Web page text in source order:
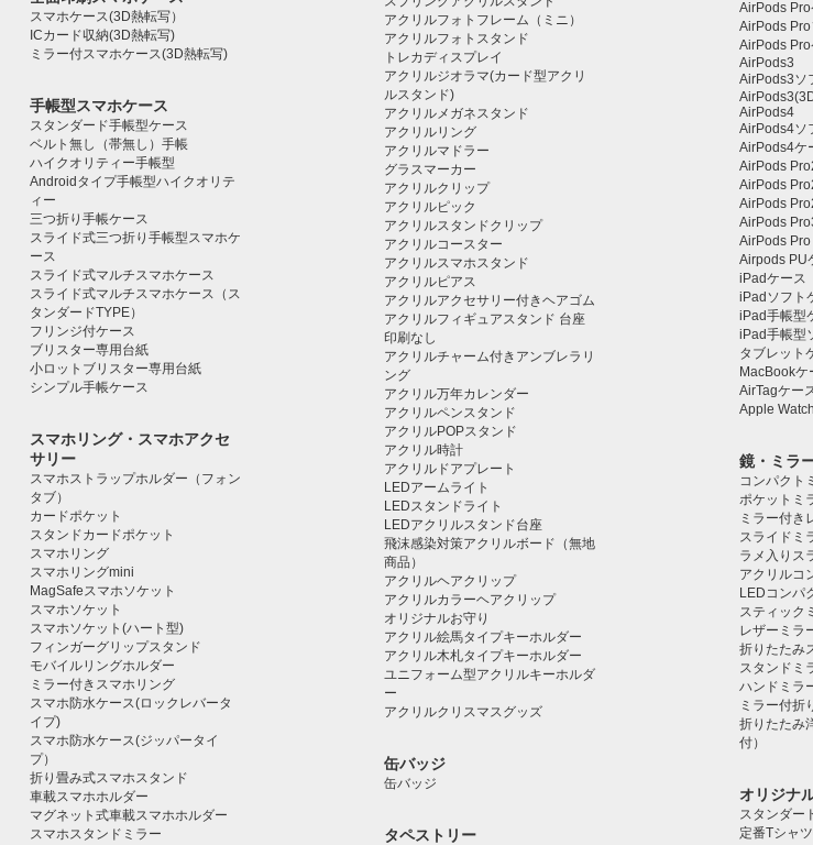
スマホケース(3D熱転写）
ICカード収納(3D熱転写)
ミラー付スマホケース(3D熱転写)
手帳型スマホケース
スタンダード手帳型ケース
ベルト無し（帯無し）手帳
ハイクオリティー手帳型
Androidタイプ手帳型ハイクオリテ
ィー
三つ折り手帳ケース
スライド式三つ折り手帳型スマホケ
ース
スライド式マルチスマホケース
スライド式マルチスマホケース（ス
タンダードTYPE）
フリンジ付ケース
ブリスター専用台紙
小ロットブリスター専用台紙
シンプル手帳ケース
スマホリング・スマホアクセ
サリー
スマホストラップホルダー（フォン
タブ）
カードポケット
スタンドカードポケット
スマホリング
スマホリングmini
MagSafeスマホソケット
スマホソケット
スマホソケット(ハート型)
フィンガーグリップスタンド
モバイルリングホルダー
ミラー付きスマホリング
スマホ防水ケース(ロックレバータ
イプ)
スマホ防水ケース(ジッパータイ
プ）
折り畳み式スマホスタンド
車載スマホホルダー
マグネット式車載スマホホルダー
スマホスタンドミラー
アクリルフォトフレーム（ミニ）
アクリルフォトスタンド
トレカディスプレイ
アクリルジオラマ(カード型アクリ
ルスタンド)
アクリルメガネスタンド
アクリルリング
アクリルマドラー
グラスマーカー
アクリルクリップ
アクリルピック
アクリルスタンドクリップ
アクリルコースター
アクリルスマホスタンド
アクリルピアス
アクリルアクセサリー付きヘアゴム
アクリルフィギュアスタンド 台座
印刷なし
アクリルチャーム付きアンブレラリ
ング
アクリル万年カレンダー
アクリルペンスタンド
アクリルPOPスタンド
アクリル時計
アクリルドアプレート
LEDアームライト
LEDスタンドライト
LEDアクリルスタンド台座
飛沫感染対策アクリルボード（無地
商品）
アクリルヘアクリップ
アクリルカラーヘアクリップ
オリジナルお守り
アクリル絵馬タイプキーホルダー
アクリル木札タイプキーホルダー
ユニフォーム型アクリルキーホルダ
ー
アクリルクリスマスグッズ
缶バッジ
缶バッジ
タペストリー
AirPods Pro
AirPods
AirPods Pro
AirPods3
AirPods3ソ
AirPods4
AirPods4ソ
AirPods4ケ
AirPods
AirPods
AirPods
AirPods
AirPods
Airpods PU
iPadケース
iPadソフト
iPad手帳型
iPad手帳型
タブレット
MacBookケ
AirTagケー
Apple
鏡・ミラ
コンパクト
ポケットミ
ミラー付き
スライドミ
ラメ入りス
アクリルコ
LEDコンパ
スティック
レザーミラ
折りたたみ
スタンドミ
ハンドミラ
ミラー付折
折りたたみ
付）
オリジナ
スタンダー
定番Tシャ